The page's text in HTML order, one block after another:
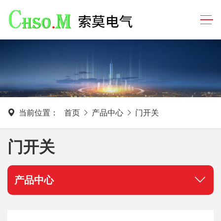
当前位置： 首页 产品中心 门开关
门开关
产品中心